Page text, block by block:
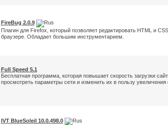
FireBug 2.0.9
Плагин для Firefox, который позволяет редактировать HTML и
браузере. Обладает большим инструментарием.
Full Speed 5.1
Бесплатная программа, которая повышает скорость загрузки
просмотреть параметры сети и изменить их в пользу увеличения
IVT BlueSoleil 10.0.498.0